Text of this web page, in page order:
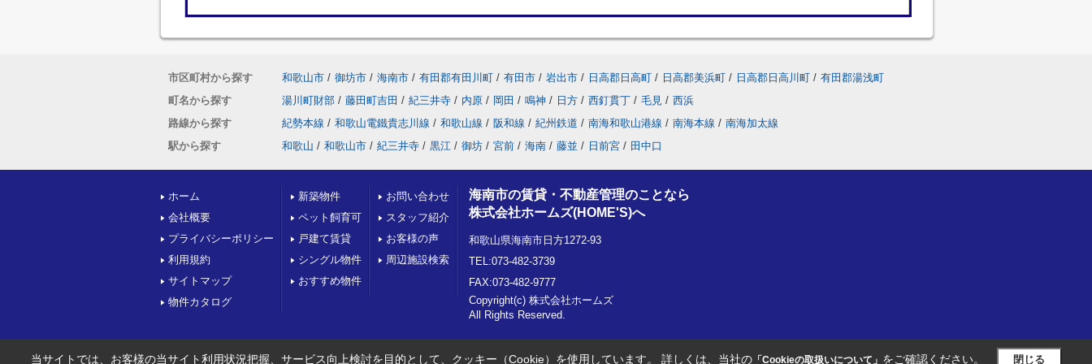
市区町村から探す 和歌山市 / 御坊市 / 海南市 / 有田郡有田川町 / 有田市 / 岩出市 / 日高郡日高町 / 日高郡美浜町 / 日高郡日高川町 / 有田郡湯浅町
町名から探す
湯川町財部 / 藤田町吉田 / 紀三井寺 / 内原 / 岡田 / 鳴神 / 日方 / 西釘貫丁 / 毛見 / 西浜
路線から探す
紀勢本線 / 和歌山電鐵貴志川線 / 和歌山線 / 阪和線 / 紀州鉄道 / 南海和歌山港線 / 南海本線 / 南海加太線
駅から探す
和歌山 / 和歌山市 / 紀三井寺 / 黒江 / 御坊 / 宮前 / 海南 / 藤並 / 日前宮 / 田中口
ホーム
会社概要
プライバシーポリシー
利用規約
サイトマップ
物件カタログ
新築物件
ペット飼育可
戸建て賃貸
シングル物件
おすすめ物件
お問い合わせ
スタッフ紹介
お客様の声
周辺施設検索
海南市の賃貸・不動産管理のことなら
株式会社ホームズ(HOME'S)へ
和歌山県海南市日方1272-93
TEL:073-482-3739
FAX:073-482-9777
Copyright(c) 株式会社ホームズ
All Rights Reserved.
当サイトでは、お客様の当サイト利用状況把握、サービス向上検討を目的として、クッキー（Cookie）を使用しています。 詳しくは、当社の「Cookieの取扱いについて」 をご確認ください。 閉じる